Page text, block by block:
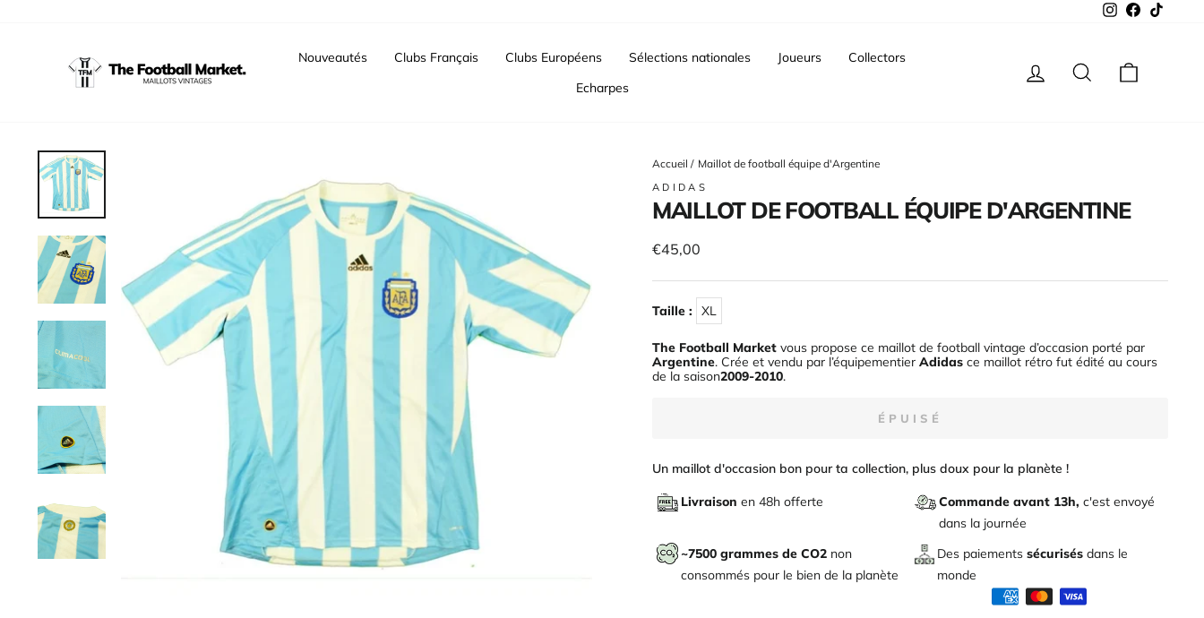
InstagramFacebook
Nouveautés Clubs Français Clubs Européens Sélections nationales Joueurs
Collectors
Echarpes
Se connecterRechercher
Accueil / Maillot de football équipe d'Argentine
ADIDAS
MAILLOT DE FOOTBALL ÉQUIPE D'ARGENTINE
Prix
€45,00
Taille : XL
The Football Market vous propose ce maillot de football vintage d’occasion porté par
Argentine. Crée et vendu par l’équipementier Adidas ce maillot rétro fut édité au cours
de la saison2009-2010.
ÉPUISÉ
Un maillot d'occasion bon pour ta collection, plus doux pour la planète !
Livraison en 48h offerte Commande avant 13h, c'est envoyé
dans la journée
~7500 grammes de CO2 non
consommés pour le bien de la planète
Des paiements sécurisés dans le
monde